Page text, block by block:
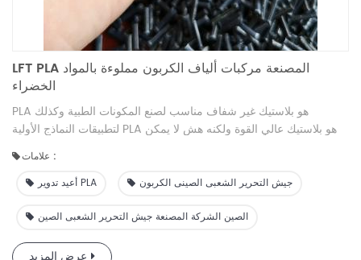
LFT PLA المصنعة مركبات ألياف الكربون مملوءة بالمواد
الخضراء
PLA هو بلاستيك غير شفاف مناسب لصنع المكونات الطبية وكذلك
لتطبيقات النماذج الأولية PLA هو بلاستيك عالي القوة ولكنه هش لا يمكن
بناء حمض اللبنيك من PLA من النشا النباتي المخمر ، مثل الذرة ، في ظل
الظروف التي يتم التحكم فيها يتطلب الأمر أقل من طاقة لإنتاج PLA من
ما يعتبر PLA قابلاً للتحلل ما هي مزايا جيش التحرير الشعبى الصينى؟فيما
يمكن أن يبقى على اتصال مع الجلد لفترات طويلة دون أي آثار سلبية
علامات :
أعيد تدوير PLA
جيش التحرير الشعبى الصينى الكربون
الصين الشركة المصنعة جيش التحرير الشعبى الصين
عرض المزيد